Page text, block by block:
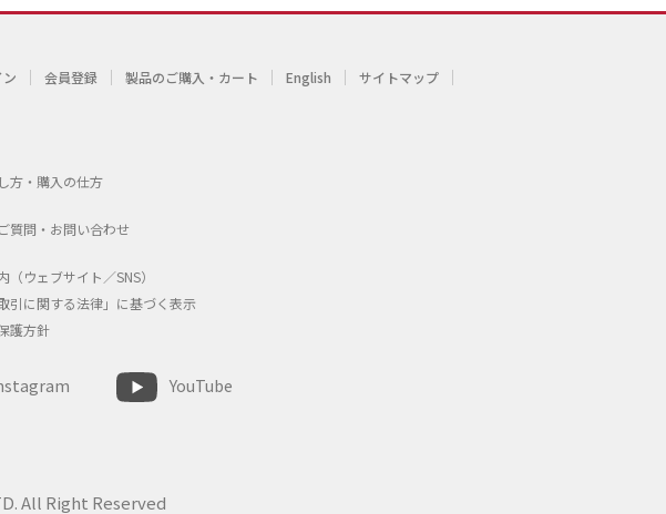
会員登録 製品のご購入・カート English サイトマップ
方・購入の仕方
質問・お問い合わせ
（ウェブサイト／SNS）
引に関する法律」に基づく表示
護方針
YouTube
All Right Reserved